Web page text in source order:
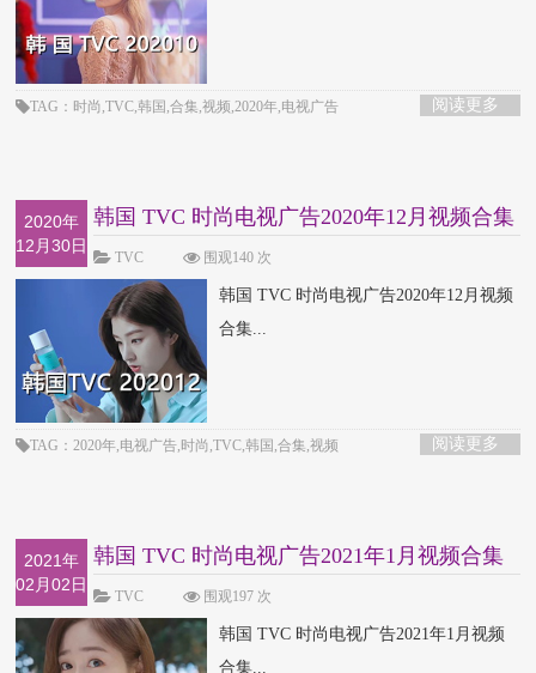
阅读更多
TAG：时尚,TVC,韩国,合集,视频,2020年,电视广告
2020年
12月30日
韩国 TVC 时尚电视广告2020年12月视频合集
TVC 围观140 次
韩国 TVC 时尚电视广告2020年12月视频
合集...
阅读更多
TAG：2020年,电视广告,时尚,TVC,韩国,合集,视频
2021年
02月02日
韩国 TVC 时尚电视广告2021年1月视频合集
TVC 围观197 次
韩国 TVC 时尚电视广告2021年1月视频
合集...